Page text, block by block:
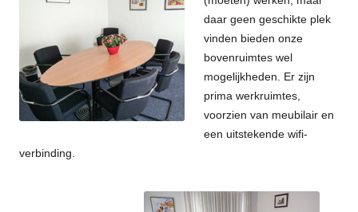
daar geen geschikte plek
vinden bieden onze
bovenruimtes wel
mogelijkheden. Er zijn
prima werkruimtes,
voorzien van meubilair en
een uitstekende wifi-
verbinding.